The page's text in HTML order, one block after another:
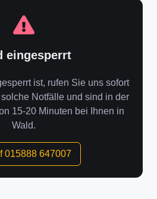
eingesperrt
ist, rufen Sie uns sofort
Notfälle und sind in der
15-20 Minuten bei Ihnen in
Wald.
015888 647007